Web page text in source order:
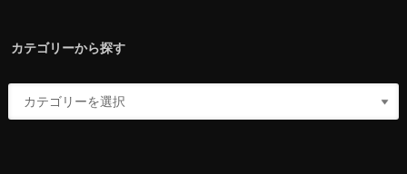
カテゴリーから探す